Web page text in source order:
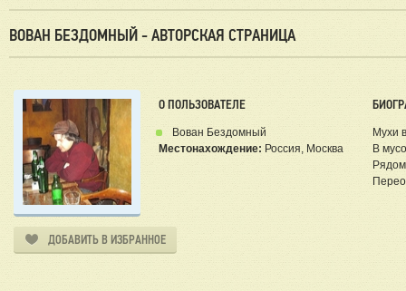
ВОВАН БЕЗДОМНЫЙ - АВТОРСКАЯ СТРАНИЦА
О ПОЛЬЗОВАТЕЛЕ
Вован Бездомный
Местонахождение: Россия, Москва
ДОБАВИТЬ В ИЗБРАННОЕ
Мухи
В